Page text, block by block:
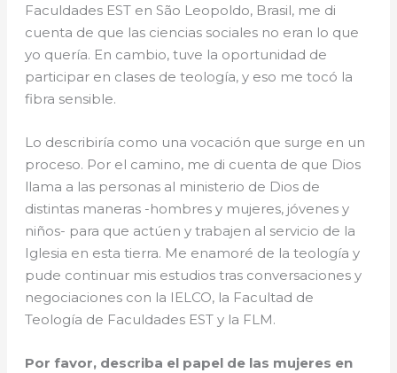
Faculdades EST en São Leopoldo, Brasil, me di
cuenta de que las ciencias sociales no eran lo que
yo quería. En cambio, tuve la oportunidad de
participar en clases de teología, y eso me tocó la
fibra sensible.
Lo describiría como una vocación que surge en un
proceso. Por el camino, me di cuenta de que Dios
llama a las personas al ministerio de Dios de
distintas maneras -hombres y mujeres, jóvenes y
niños- para que actúen y trabajen al servicio de la
Iglesia en esta tierra. Me enamoré de la teología y
pude continuar mis estudios tras conversaciones y
negociaciones con la IELCO, la Facultad de
Teología de Faculdades EST y la FLM.
Por favor, describa el papel de las mujeres en